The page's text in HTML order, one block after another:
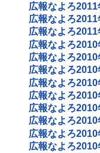
広報なよろ2011
広報なよろ2011
広報なよろ2011
広報なよろ2010
広報なよろ2010
広報なよろ2010
広報なよろ2010
広報なよろ2010
広報なよろ2010
広報なよろ2010
広報なよろ2010
広報なよろ2010